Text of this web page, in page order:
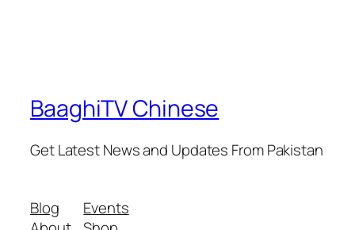
BaaghiTV Chinese
Get Latest News and Updates From Pakistan
Blog
Events